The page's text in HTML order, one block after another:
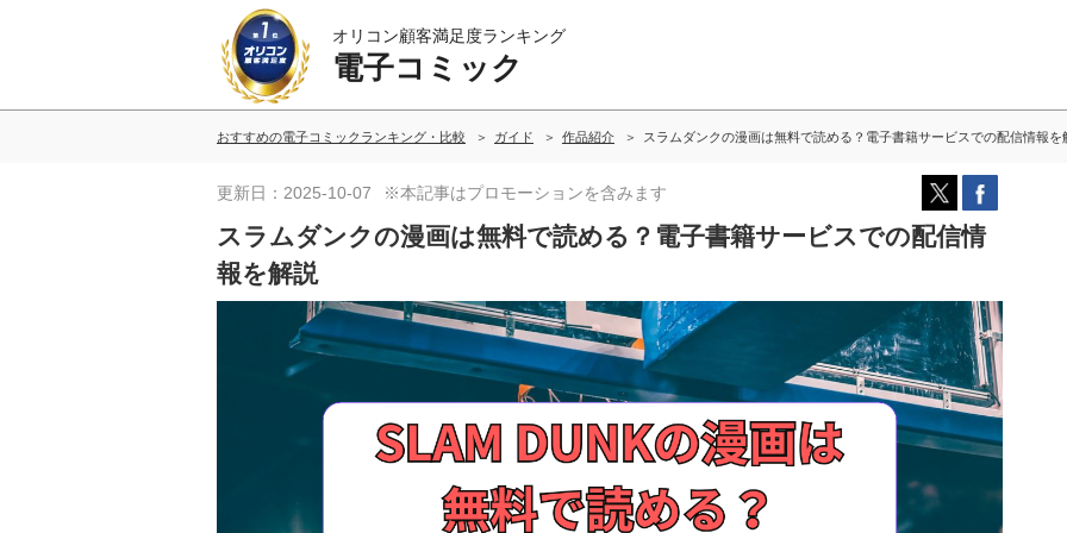
オリコン顧客満足度ランキング
電子コミック
おすすめの電子コミックランキング・比較 ガイド 作品紹介 スラムダンクの漫画は無料で読める？電子書籍サービスでの配信情報を
更新日：2025-10-07 ※本記事はプロモーションを含みます
スラムダンクの漫画は無料で読める？電子書籍サービスでの配信情
報を解説